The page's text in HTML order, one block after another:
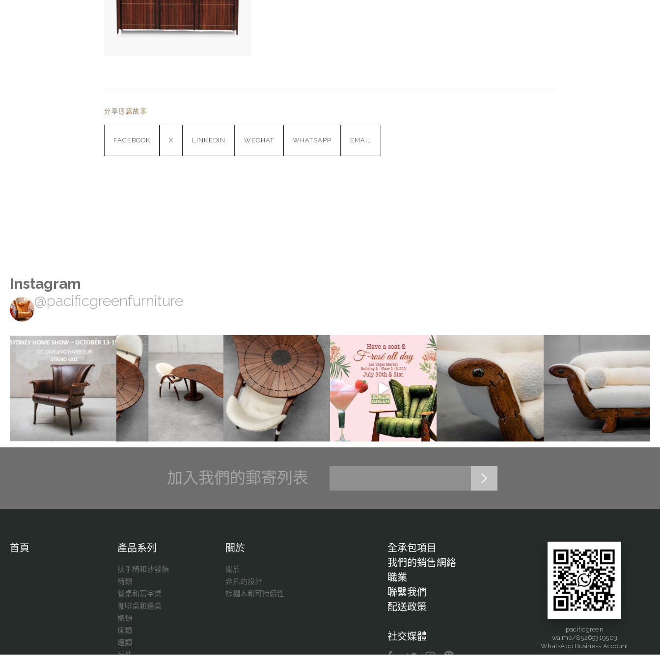
分享這篇故事
FACEBOOK X LINKEDIN WECHAT WHATSAPP EMAIL
Instagram
@pacificgreenfurniture
加入我們的郵寄列表
首頁 產品系列
扶手椅和沙發類
椅類
餐桌和寫字桌
咖啡桌和邊桌
櫃類
床類
燈類
配件
關於
關於
非凡的設計
棕櫚木和可持續性
全承包項目
我們的銷售網絡
職業
聯繫我們
配送政策
社交媒體
pacificgreen
wa.me/85269319503
WhatsApp Business Account